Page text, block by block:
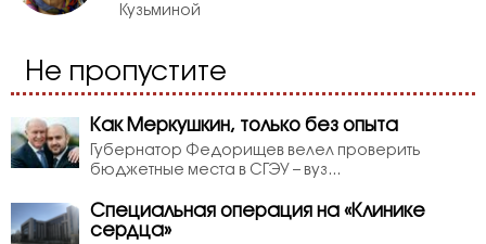
Кузьминой
Не пропустите
Как Меркушкин, только без опыта
Губернатор Федорищев велел проверить
бюджетные места в СГЭУ – вуз...
Специальная операция на «Клинике
сердца»